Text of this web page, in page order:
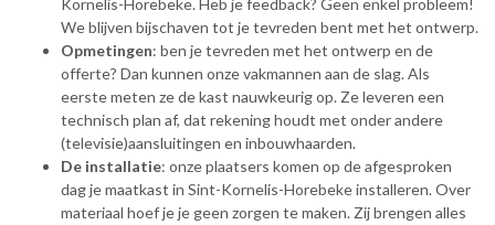
Kornelis-Horebeke. Heb je feedback? Geen enkel probleem!
We blijven bijschaven tot je tevreden bent met het ontwerp.
Opmetingen: ben je tevreden met het ontwerp en de
offerte? Dan kunnen onze vakmannen aan de slag. Als
eerste meten ze de kast nauwkeurig op. Ze leveren een
technisch plan af, dat rekening houdt met onder andere
(televisie)aansluitingen en inbouwhaarden.
De installatie: onze plaatsers komen op de afgesproken
dag je maatkast in Sint-Kornelis-Horebeke installeren. Over
materiaal hoef je je geen zorgen te maken. Zij brengen alles